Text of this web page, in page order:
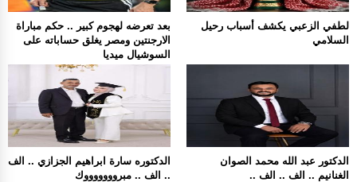
بعد تعرضه لهجوم كبير .. حكم مباراة
الارجنتين ومصر يغلق حساباته على
السوشيال ميديا
لطفي الزعبي يكشف أسباب رحيل
السلامي
الدكتوره سارة ابراهيم الجزازي .. الف
.. الف .. مبروووووووك
الدكتور عبد الله محمد الصوان
الغنانيم .. الف .. الف ..